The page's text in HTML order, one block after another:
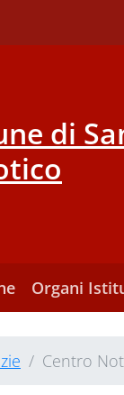
di
Organi
Centro